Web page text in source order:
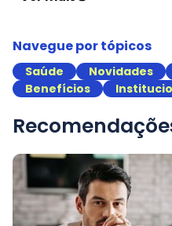
Navegue por tópicos
Saúde Novidades
Benefícios